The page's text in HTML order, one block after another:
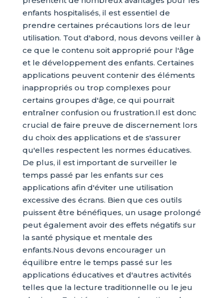
enfants hospitalisés, il est essentiel de
prendre certaines précautions lors de leur
utilisation. Tout d'abord, nous devons veiller à
ce que le contenu soit approprié pour l'âge
et le développement des enfants. Certaines
applications peuvent contenir des éléments
inappropriés ou trop complexes pour
certains groupes d'âge, ce qui pourrait
entraîner confusion ou frustration.Il est donc
crucial de faire preuve de discernement lors
du choix des applications et de s'assurer
qu'elles respectent les normes éducatives.
De plus, il est important de surveiller le
temps passé par les enfants sur ces
applications afin d'éviter une utilisation
excessive des écrans. Bien que ces outils
puissent être bénéfiques, un usage prolongé
peut également avoir des effets négatifs sur
la santé physique et mentale des
enfants.Nous devons encourager un
équilibre entre le temps passé sur les
applications éducatives et d'autres activités
telles que la lecture traditionnelle ou le jeu